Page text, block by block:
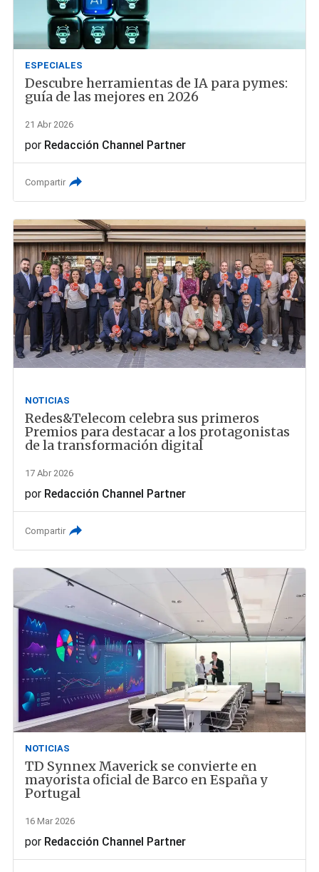
ESPECIALES
Descubre herramientas de IA para pymes:
guía de las mejores en 2026
21 Abr 2026
por Redacción Channel Partner
Compartir
NOTICIAS
Redes&Telecom celebra sus primeros
Premios para destacar a los protagonistas
de la transformación digital
17 Abr 2026
por Redacción Channel Partner
Compartir
NOTICIAS
TD Synnex Maverick se convierte en
mayorista oficial de Barco en España y
Portugal
16 Mar 2026
por Redacción Channel Partner